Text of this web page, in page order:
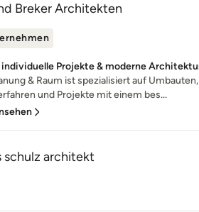
Breker Architekten
individuelle Projekte & moderne
& Raum ist spezialisiert auf Umbauten,
und Projekte mit einem bes...
schulz architekt